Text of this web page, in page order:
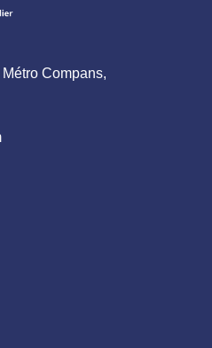
Compans,